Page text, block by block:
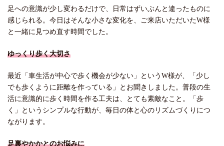
足への意識が少し変わるだけで、日常はずいぶんと違ったものに
感じられる。今日はそんな小さな変化を、ご来店いただいたW様
と一緒に見つめ直す時間でした。
ゆっくり歩く大切さ
最近「車生活が中心で歩く機会が少ない」というW様が、「少し
でも歩くように距離を作っている」とお聞きしました。普段の生
活に意識的に歩く時間を作る工夫は、とても素敵なこと。「歩
く」というシンプルな行動が、毎日の体と心のリズムづくりにつ
ながります。
足裏やかかとのお悩みに